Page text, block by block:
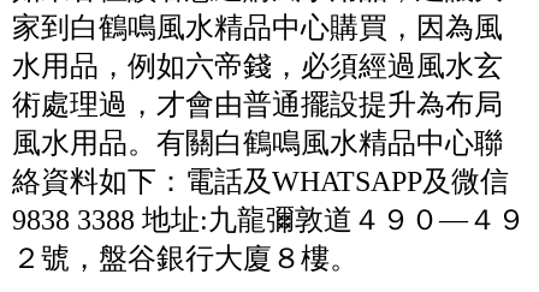
家到白鶴鳴風水精品中心購買，因為風
水用品，例如六帝錢，必須經過風水玄
術處理過，才會由普通擺設提升為布局
風水用品。有關白鶴鳴風水精品中心聯
絡資料如下：電話及WHATSAPP及微信
9838 3388 地址:九龍彌敦道４９０—４９
２號，盤谷銀行大廈８樓。